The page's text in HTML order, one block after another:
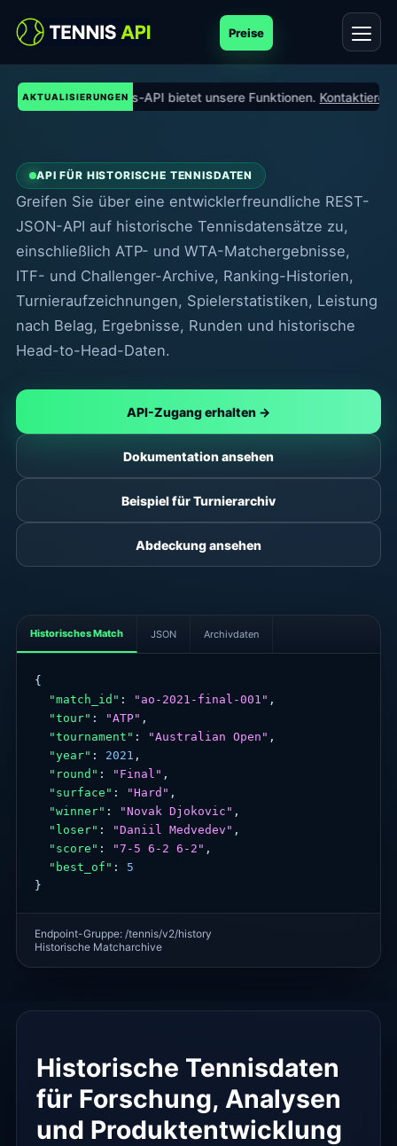
Preise
AKTUALISIERUNGEN
Keine andere Tennis-API bietet unsere Funktionen.Kontaktieren
API FÜR HISTORISCHE TENNISDATEN
Greifen Sie über eine entwicklerfreundliche REST-
JSON-API auf historische Tennisdatensätze zu,
einschließlich ATP- und WTA-Matchergebnisse,
ITF- und Challenger-Archive, Ranking-Historien,
Turnieraufzeichnungen, Spielerstatistiken, Leistung
nach Belag, Ergebnisse, Runden und historische
Head-to-Head-Daten.
API-Zugang erhalten →
Dokumentation ansehen
Beispiel für Turnierarchiv
Abdeckung ansehen
Historisches Match JSON Archivdaten
{
"match_id" : "ao-2021-final-001" ,
"tour" : "ATP" ,
"tournament" : "Australian Open" ,
"year" : 2021 ,
"round" : "Final" ,
"surface" : "Hard" ,
"winner" : "Novak Djokovic" ,
"loser" : "Daniil Medvedev" ,
"score" : "7-5 6-2 6-2" ,
"best_of" : 5
}
Endpoint-Gruppe: /tennis/v2/history
Historische Matcharchive
Historische Tennisdaten
für Forschung, Analysen
und Produktentwicklung